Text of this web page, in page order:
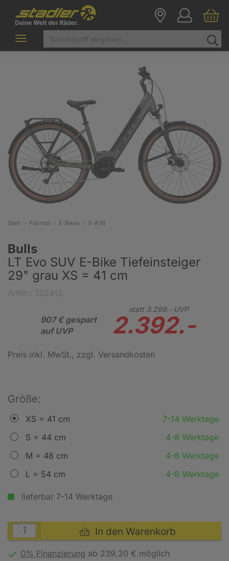
Toggle
navigation
Start Fahrrad E-Bikes E-ATB
Bulls
LT Evo SUV E-Bike Tiefeinsteiger
29" grau XS = 41 cm
907 € gespart
auf UVP
statt 3.299.-UVP
2.392.-
Preis inkl. MwSt. , zzgl. Versandkosten
Größe:
XS = 41 cm
7-14 Werktage
S = 44 cm
4-8 Werktage
M = 48 cm
4-8 Werktage
L = 54 cm
4-8 Werktage
lieferbar 7-14 Werktage
In den Warenkorb
0% Finanzierung ab 239,20 € möglich